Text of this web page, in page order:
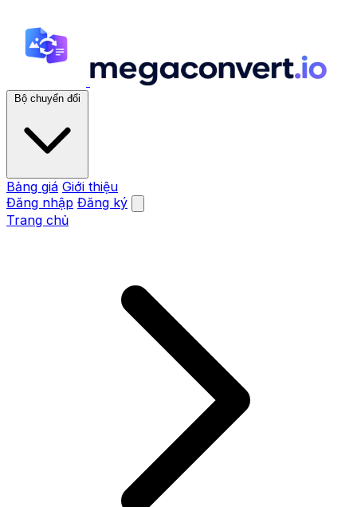
Bộ chuyển đổi
Bảng giá Giới thiệu
Đăng nhập Đăng ký
Trang chủ